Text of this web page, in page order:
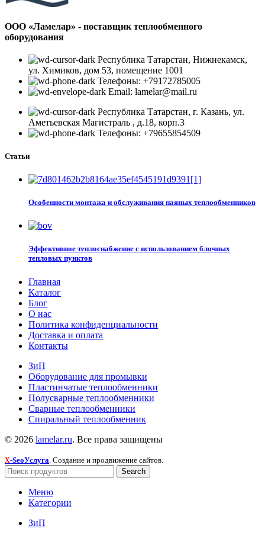
ООО «Ламелар» - поставщик теплообменного
оборудования
Республика Татарстан, Нижнекамск,
ул. Химиков, дом 53, помещение 1001
Телефоны: +79172785005
Email: lamelar@mail.ru
Республика Татарстан, г. Казань, ул.
Аметьевская Магистраль , д.18, корп.3
Телефоны: +79655854509
Статьи
Особенности монтажа и обслуживания паяных теплообменников
Эффективное теплоснабжение с использованием блочных
тепловых пунктов
Главная
Каталог
Блог
О нас
Политика конфиденциальности
Доставка и оплата
Контакты
ЗиП
Оборудование для промывки
Пластинчатые теплообменники
Полусварные теплообменники
Сварные теплообменники
Спиральный теплообменник
© 2026 lamelar.ru. Все права защищены
X-SeoУслуга . Создание и продвижение сайтов.
Search
Меню
Категории
ЗиП